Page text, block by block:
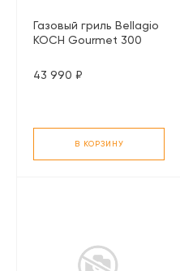
Газовый гриль Bellagio
KOCH Gourmet 300
43 990 ₽
В КОРЗИНУ